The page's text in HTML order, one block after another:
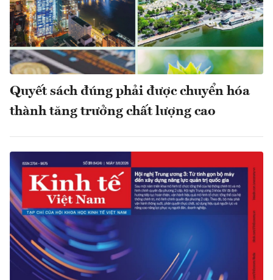
Quyết sách đúng phải được chuyển hóa
thành tăng trưởng chất lượng cao